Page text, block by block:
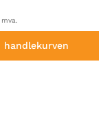
handlekurven